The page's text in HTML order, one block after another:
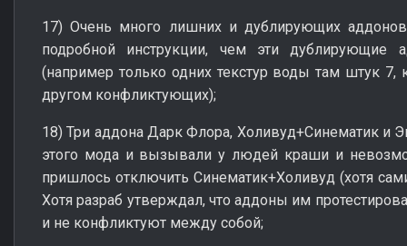
17) Очень много лишних и дублирующих
подробной инструкции, чем эти дублирующие
(например только одних текстур воды там штук 7,
другом конфликтующих);
18) Три аддона Дарк Флора, Холивуд+Синематик и
этого мода и вызывали у людей краши и
пришлось отключить Синематик+Холивуд (хотя
Хотя разраб утверждал, что аддоны им
и не конфликтуют между собой;